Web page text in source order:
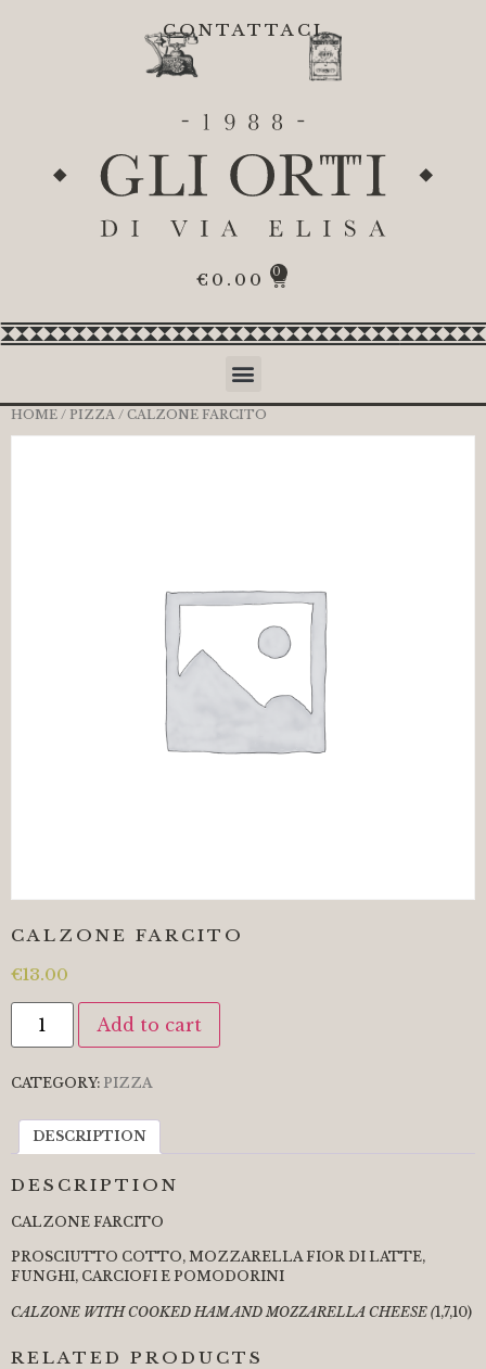
CONTATTACI
€ 0.00 0
HOME / PIZZA / CALZONE FARCITO
CALZONE FARCITO
€13.00
Add to cart
CATEGORY: PIZZA
DESCRIPTION
DESCRIPTION
CALZONE FARCITO
PROSCIUTTO COTTO, MOZZARELLA FIOR DI LATTE,
FUNGHI, CARCIOFI E POMODORINI
CALZONE WITH COOKED HAM AND MOZZARELLA CHEESE (1,7,10)
RELATED PRODUCTS